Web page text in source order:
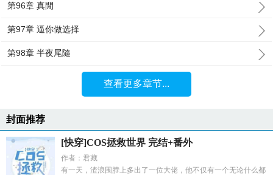
第96章 真閒
第97章 逼你做选择
第98章 半夜尾隨
查看更多章节...
封面推荐
[快穿]COS拯救世界 完结+番外
作者：君藏
有一天，渣浪围脖上多出了一位大佬，他不仅有一个无论什么都